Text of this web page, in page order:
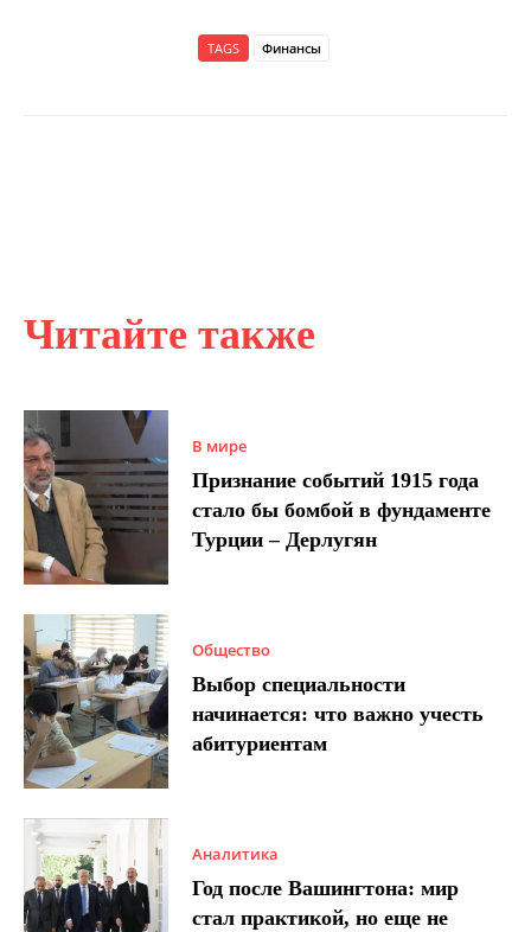
Читайте также
В мире
Признание событий 1915 года
стало бы бомбой в фундаменте
Турции – Дерлугян
Общество
Выбор специальности
начинается: что важно учесть
абитуриентам
Аналитика
Год после Вашингтона: мир
стал практикой, но еще не
TAGS Финансы